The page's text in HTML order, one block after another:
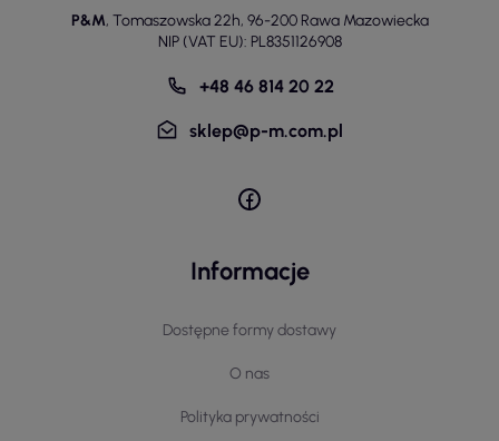
P&M, Tomaszowska 22h, 96-200 Rawa Mazowiecka
NIP (VAT EU): PL8351126908
+48 46 814 20 22
sklep@p-m.com.pl
Informacje
Dostępne formy dostawy
O nas
Polityka prywatności